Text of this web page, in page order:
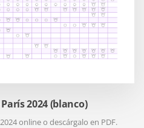
2024 (blanco)
online o descárgalo en PDF.